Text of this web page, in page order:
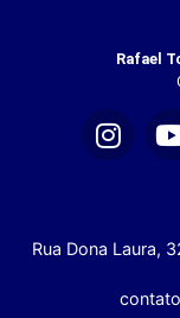
Rafael
Rua Dona Laura,